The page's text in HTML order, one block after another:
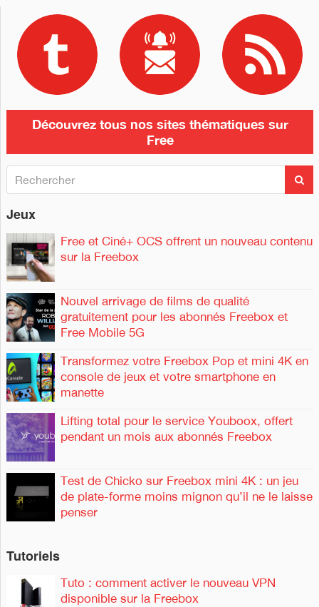
Découvrez tous nos sites thématiques sur
Free
h
e
c
h
e
r
:
r
c
Jeux
Free et Ciné+ OCS offrent un nouveau contenu
sur la Freebox
Nouvel arrivage de films de qualité
gratuitement pour les abonnés Freebox et
Free Mobile 5G
Transformez votre Freebox Pop et mini 4K en
console de jeux et votre smartphone en
manette
Lifting total pour le service Youboox, offert
pendant un mois aux abonnés Freebox
Test de Chicko sur Freebox mini 4K : un jeu
de plate-forme moins mignon qu’il ne le laisse
penser
Tutoriels
Tuto : comment activer le nouveau VPN
disponible sur la Freebox